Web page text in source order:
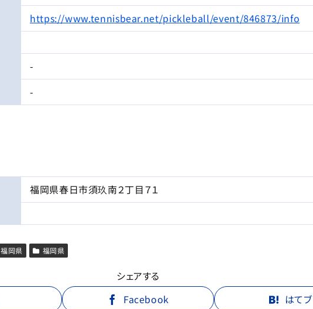
https://www.tennisbear.net/pickleball/event/846873/info
-
-
福岡県春日市須玖南２丁目７１
福岡県 福岡県
シェアする
Facebook
はてブ